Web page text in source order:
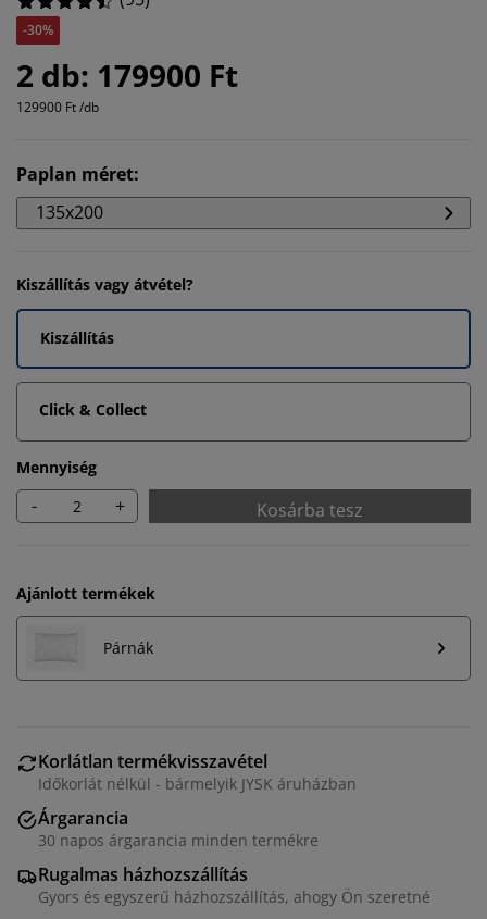
-30%
2 db: 179900 Ft
129900 Ft /db
Paplan méret:
135x200
Kiszállítás vagy átvétel?
Kiszállítás
Click & Collect
Mennyiség
- + Kosárba tesz
Ajánlott termékek
Párnák
Korlátlan termékvisszavétel
Időkorlát nélkül - bármelyik JYSK áruházban
Árgarancia
30 napos árgarancia minden termékre
Rugalmas házhozszállítás
Gyors és egyszerű házhozszállítás, ahogy Ön szeretné